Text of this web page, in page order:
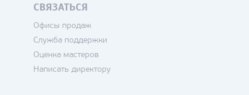
СВЯЗАТЬСЯ
Офисы продаж
Служба поддержки
Оценка мастеров
Написать директору